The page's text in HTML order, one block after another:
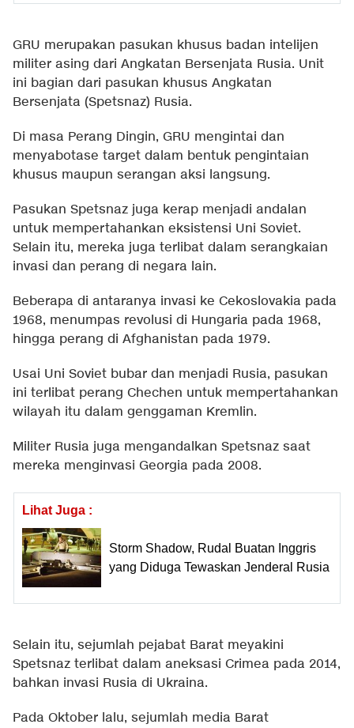
GRU merupakan pasukan khusus badan intelijen
militer asing dari Angkatan Bersenjata Rusia. Unit
ini bagian dari pasukan khusus Angkatan
Bersenjata (Spetsnaz) Rusia.
Di masa Perang Dingin, GRU mengintai dan
menyabotase target dalam bentuk pengintaian
khusus maupun serangan aksi langsung.
Pasukan Spetsnaz juga kerap menjadi andalan
untuk mempertahankan eksistensi Uni Soviet.
Selain itu, mereka juga terlibat dalam serangkaian
invasi dan perang di negara lain.
Beberapa di antaranya invasi ke Cekoslovakia pada
1968, menumpas revolusi di Hungaria pada 1968,
hingga perang di Afghanistan pada 1979.
Usai Uni Soviet bubar dan menjadi Rusia, pasukan
ini terlibat perang Chechen untuk mempertahankan
wilayah itu dalam genggaman Kremlin.
Militer Rusia juga mengandalkan Spetsnaz saat
mereka menginvasi Georgia pada 2008.
Lihat Juga :
Storm Shadow, Rudal Buatan Inggris
yang Diduga Tewaskan Jenderal Rusia
Selain itu, sejumlah pejabat Barat meyakini
Spetsnaz terlibat dalam aneksasi Crimea pada 2014,
bahkan invasi Rusia di Ukraina.
Pada Oktober lalu, sejumlah media Barat